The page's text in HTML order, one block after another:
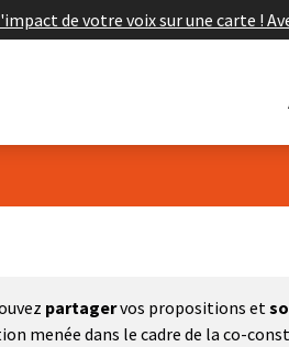
de votre voix sur une carte !
partagervos propositions et
menée dans le cadre de la co-